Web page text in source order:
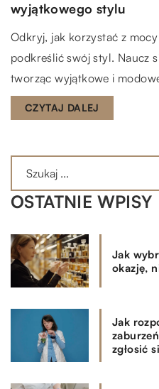
wyjątkowego stylu
Odkryj, jak korzystać z
podkreślić swój styl. Naucz
tworząc wyjątkowe i
CZYTAJ DALEJ
OSTATNIE WPISY
Jak
okazję,
Jak
zgłosić